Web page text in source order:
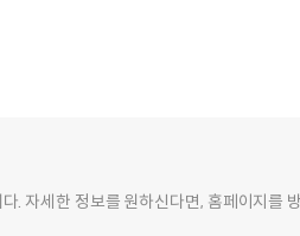
. 자세한 정보를 원하신다면, 홈페이지를